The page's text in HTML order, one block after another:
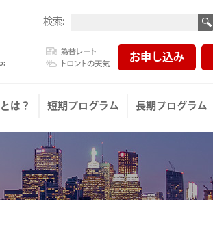
検索:
為替レート
お申し込み
は？ 短期プログラム 長期プログラム